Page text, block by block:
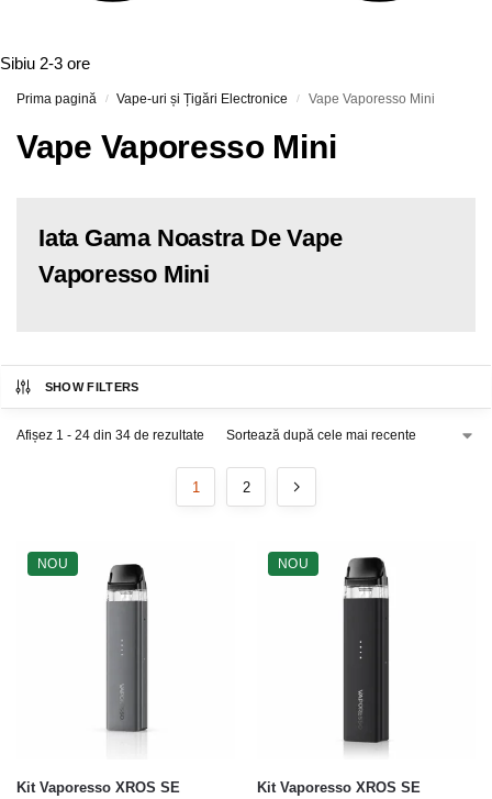
Sibiu 2-3 ore
Prima pagină / Vape-uri și Țigări Electronice / Vape Vaporesso Mini
Vape Vaporesso Mini
Iata Gama Noastra De Vape
Vaporesso Mini
SHOW FILTERS
Afișez 1 - 24 din 34 de rezultate
1 2
NOU
Kit Vaporesso XROS SE
NOU
Kit Vaporesso XROS SE